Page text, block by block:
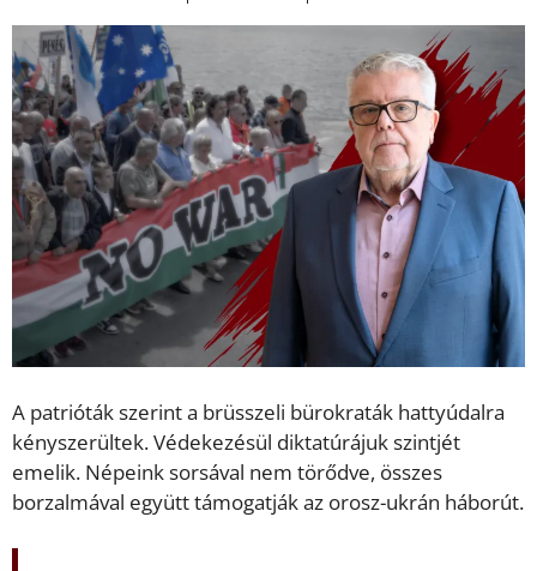
A patrióták szerint a brüsszeli bürokraták hattyúdalra
kényszerültek. Védekezésül diktatúrájuk szintjét
emelik. Népeink sorsával nem törődve, összes
borzalmával együtt támogatják az orosz-ukrán háborút.